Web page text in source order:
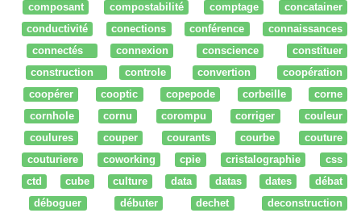
composant
compostabilité comptage
concatainer
conductivité
conections conférence
connaissances
connectés
connexion conscience
constituer
construction
controle convertion
coopération
coopérer
cooptic copepode corbeille
corne
cornhole
cornu corompu corriger
couleur
coulures
couper courants courbe
couture
couturiere
coworking cpie cristalographie
css
ctd
cube culture data datas dates
débat
déboguer
débuter dechet
deconstruction